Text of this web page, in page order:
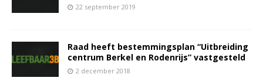
22 september 2019
Raad heeft bestemmingsplan “Uitbreiding
centrum Berkel en Rodenrijs” vastgesteld
2 december 2018